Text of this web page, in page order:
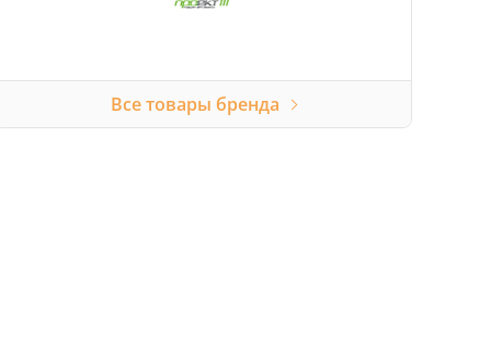
Все товары бренда